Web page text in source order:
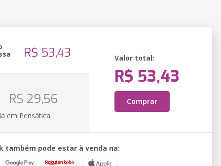
R$ 53,43 Valor total:
R$ 53,43
Comprar
R$ 29,56
em Pensática
também pode estar à venda na: